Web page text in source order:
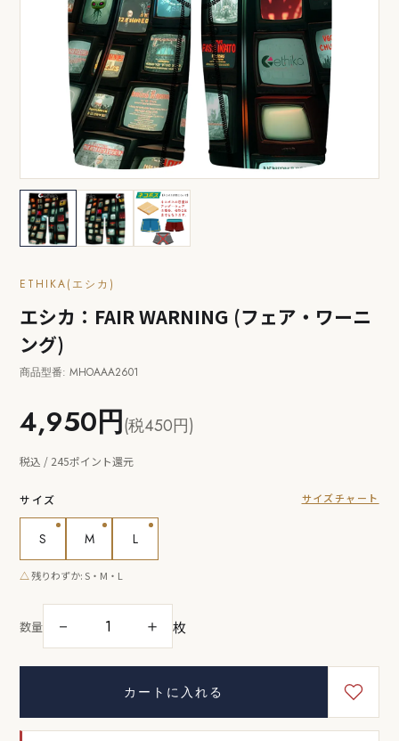
ETHIKA(エシカ)
エシカ：FAIR WARNING (フェア・ワーニ
ング)
商品型番: MHOAAA2601
4,950円(税450円)
税込 / 245ポイント還元
サイズ サイズチャート
S M L
△残りわずか: S・M・L
数量 － ＋ 枚
カートに入れる